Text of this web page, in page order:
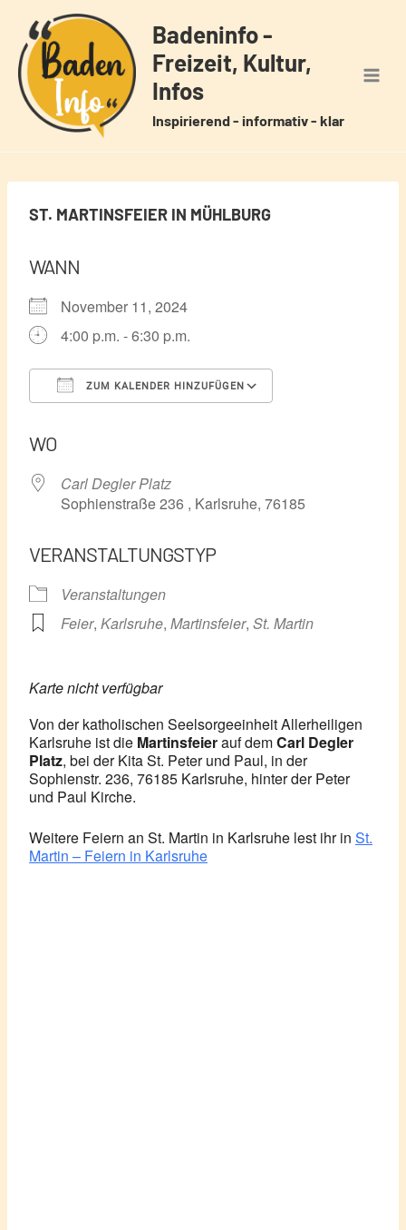
Inhalt
springen
Badeninfo -
Freizeit, Kultur,
Infos
Inspirierend - informativ - klar
ST. MARTINSFEIER IN MÜHLBURG
WANN
November 11, 2024
4:00 p.m. - 6:30 p.m.
ZUM KALENDER HINZUFÜGEN
WO
Carl Degler Platz
Sophienstraße 236 , Karlsruhe, 76185
VERANSTALTUNGSTYP
Veranstaltungen
Feier, Karlsruhe, Martinsfeier, St. Martin
Karte nicht verfügbar
Von der katholischen Seelsorgeeinheit Allerheiligen
Karlsruhe ist die Martinsfeierauf demCarl Degler
Platz, bei der Kita St. Peter und Paul, in der
Sophienstr. 236, 76185 Karlsruhe, hinter der Peter
und Paul Kirche.
Weitere Feiern an St. Martin in Karlsruhe lest ihr in St.
Martin – Feiern in Karlsruhe